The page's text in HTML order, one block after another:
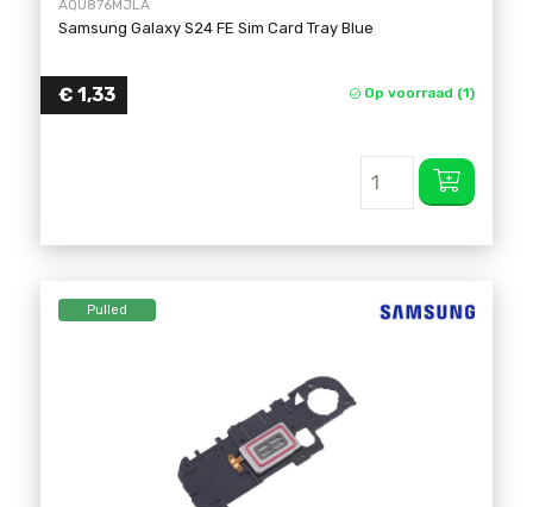
AQU876MJLA
Samsung Galaxy S24 FE Sim Card Tray Blue
€ 1,33 Op voorraad (1)
Pulled